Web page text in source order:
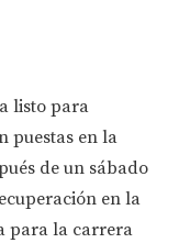
listo para
puestas en la
de un sábado
en la
para la carrera